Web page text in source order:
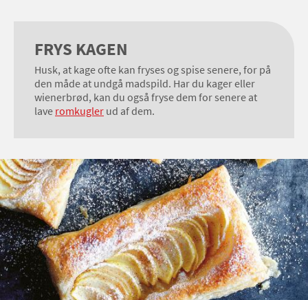
FRYS KAGEN
Husk, at kage ofte kan fryses og spise senere, for på
den måde at undgå madspild. Har du kager eller
wienerbrød, kan du også fryse dem for senere at
lave romkugler ud af dem.